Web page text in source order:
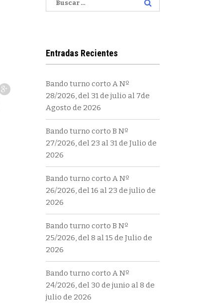
Entradas Recientes
Bando turno corto A Nº
28/2026, del 31 de julio al 7de
Agosto de 2026
Bando turno corto B Nº
27/2026, del 23 al 31 de Julio de
2026
Bando turno corto A Nº
26/2026, del 16 al 23 de julio de
2026
Bando turno corto B Nº
25/2026, del 8 al 15 de Julio de
2026
Bando turno corto A Nº
24/2026, del 30 de junio al 8 de
julio de 2026